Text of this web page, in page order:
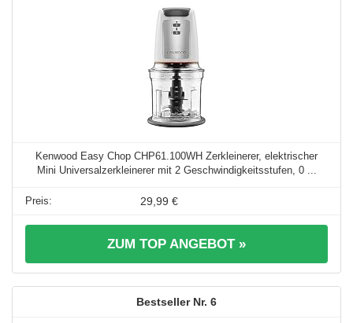
Kenwood Easy Chop CHP61.100WH Zerkleinerer, elektrischer
Mini Universalzerkleinerer mit 2 Geschwindigkeitsstufen, 0 ...
29,99 €
ZUM TOP ANGEBOT »
6